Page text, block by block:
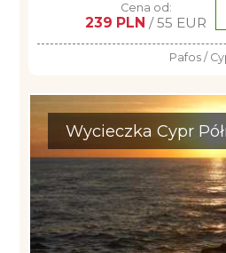
Cena od:
239 PLN / 55 EUR
Pafos /
Wycieczka Cypr